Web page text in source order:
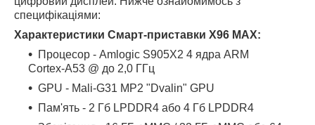
специфікаціями:
Характеристики Смарт-приставки X96 MAX:
Процесор - Amlogic S905X2 4 ядра ARM
Cortex-A53 @ до 2,0 ГГц
GPU - Mali-G31 MP2 "Dvalin" GPU
Пам'ять - 2 Гб LPDDR4 або 4 Гб LPDDR4